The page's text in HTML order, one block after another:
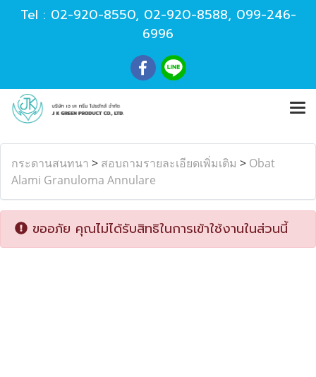
Tel : 02-920-8550, 02-920-8588, 099-246-
6996
กระดานสนทนา > สอบถามรายละเอียดเพิ่มเติม > Obat
Alami Granuloma Annulare
ขออภัย คุณไม่ได้รับสิทธิในการเข้าใช้งานในส่วนนี้